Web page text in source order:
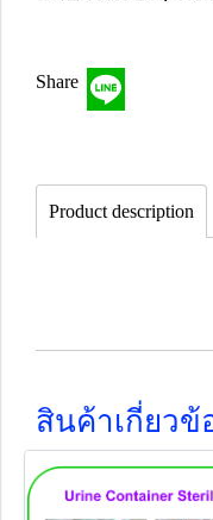
Share
Product description
สินค้าเกี่ยวข้